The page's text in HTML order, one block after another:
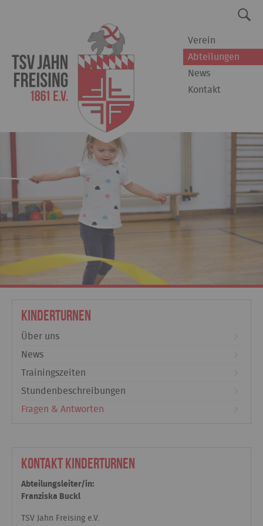
Verein
Abteilungen
News
Kontakt
Kinderturnen
Über uns
News
Trainingszeiten
Stundenbeschreibungen
Fragen & Antworten
Kontakt Kinderturnen
Abteilungsleiter/in:
Franziska Buckl
TSV Jahn Freising e.V.